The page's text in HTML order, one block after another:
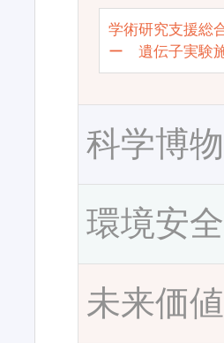
学術研究支援総
ー 遺伝子実験
科学博
環境安
未来価